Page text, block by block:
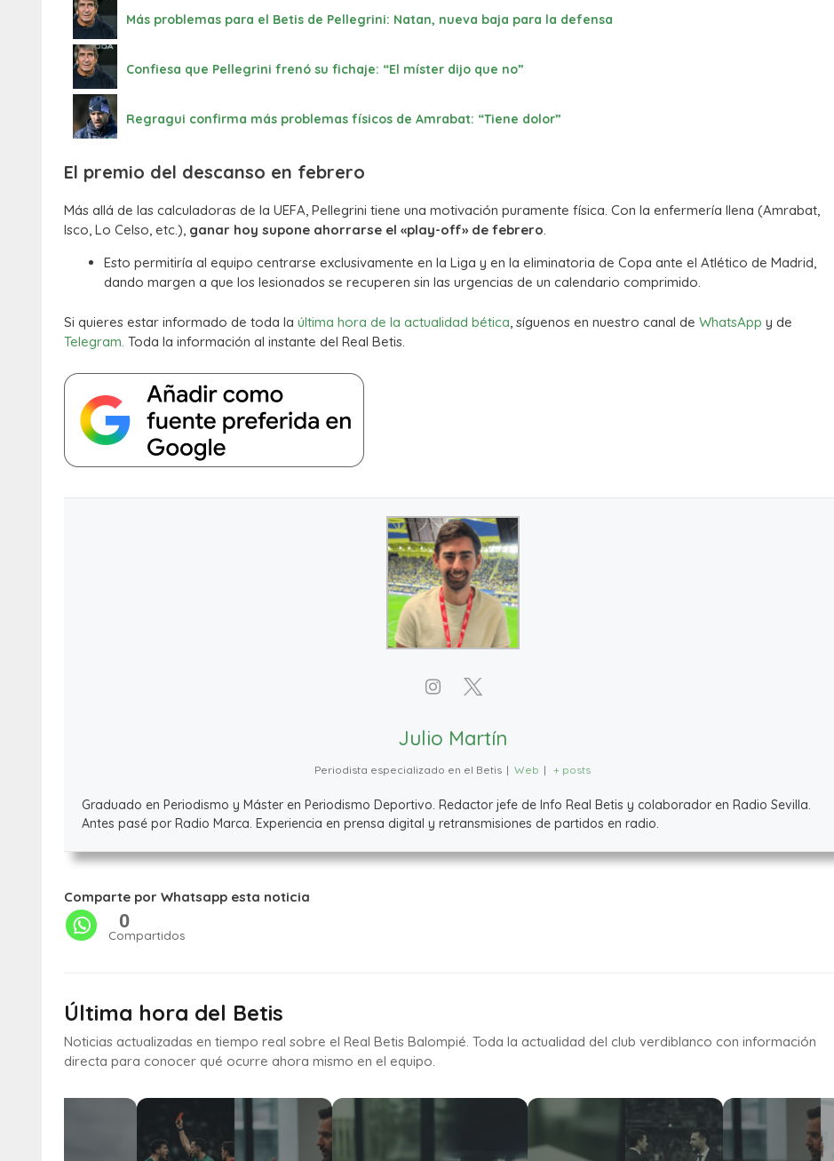
Más problemas para el Betis de Pellegrini: Natan, nueva baja para la defensa
Confiesa que Pellegrini frenó su fichaje: “El míster dijo que no”
Regragui confirma más problemas físicos de Amrabat: “Tiene dolor”
El premio del descanso en febrero
Más allá de las calculadoras de la UEFA, Pellegrini tiene una motivación puramente física. Con la enfermería llena (Amrabat,
Isco, Lo Celso, etc.), ganar hoy supone ahorrarse el «play-off» de febrero.
Esto permitiría al equipo centrarse exclusivamente en la Liga y en la eliminatoria de Copa ante el Atlético de Madrid,
dando margen a que los lesionados se recuperen sin las urgencias de un calendario comprimido.
Si quieres estar informado de toda la última hora de la actualidad bética, síguenos en nuestro canal de WhatsApp y de
Telegram. Toda la información al instante del Real Betis.
Julio Martín
Periodista especializado en el Betis | Web | + posts
Graduado en Periodismo y Máster en Periodismo Deportivo. Redactor jefe de Info Real Betis y colaborador en Radio Sevilla.
Antes pasé por Radio Marca. Experiencia en prensa digital y retransmisiones de partidos en radio.
Comparte por Whatsapp esta noticia
0
Compartidos
Última hora del Betis
Noticias actualizadas en tiempo real sobre el Real Betis Balompié. Toda la actualidad del club verdiblanco con información
directa para conocer qué ocurre ahora mismo en el equipo.